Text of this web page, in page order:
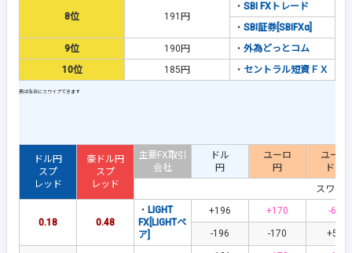
8位 191円
・ SBI FXトレード
・ SBI証券[SBIFXα]
9位
190円 ・ 外為どっとコム
10位
185円 ・ セントラル短資ＦＸ
ドル円
スプ
レッド
豪ドル円
スプ
レッド
主要FX取引
会社
ドル
円
ユーロ
円
ユーロ
ドル
スワッ
0.18 0.48
・ LIGHT
FX[LIGHTペ
ア]
+196 +170 -60
-196 -170 +59